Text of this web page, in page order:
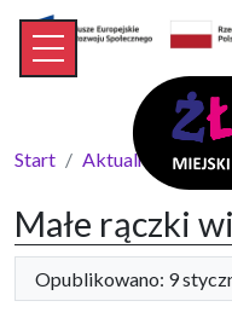
Start Aktualności
Małe rączki
Opublikowano: 9